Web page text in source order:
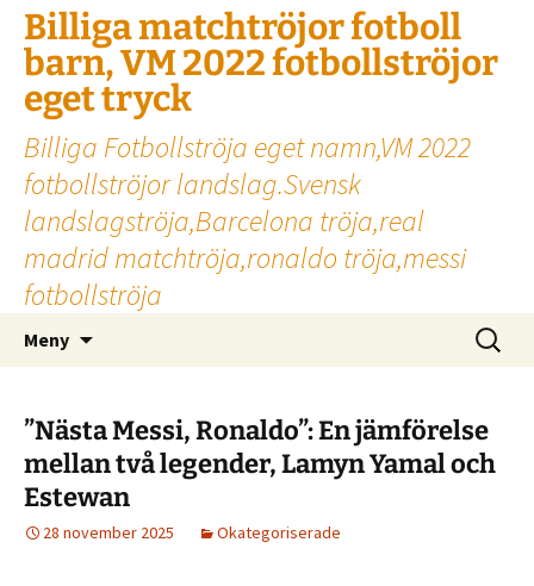
Billiga matchtröjor fotboll
barn, VM 2022 fotbollströjor
eget tryck
Billiga Fotbollströja eget namn,VM 2022
fotbollströjor landslag.Svensk
landslagströja,Barcelona tröja,real
madrid matchtröja,ronaldo tröja,messi
fotbollströja
Meny
Sök
efter:
”Nästa Messi, Ronaldo”: En jämförelse
mellan två legender, Lamyn Yamal och
Estewan
28 november 2025 Okategoriserade